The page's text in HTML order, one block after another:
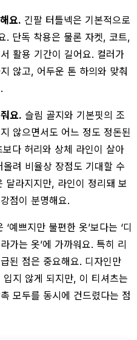
요. 긴팔 터틀넥은 기본적으로
. 단독 착용은 물론 자켓, 코트,
활용 기간이 길어요. 컬러가
않고, 어두운 톤 하의와 맞춰
요. 슬림 골지와 기본핏의 조
않으면서도 어느 정도 정돈된
다 허리와 상체 라인이 살아
려 비율상 장점도 기대할 수
달라지지만, 라인이 정리돼 보
점이 분명해요.
예쁘지만 불편한 옷’보다는 ‘디
가는 옷’에 가까워요. 특히 리
된 점은 중요해요. 디자인만
지 않게 되지만, 이 티셔츠는
모두를 동시에 건드렸다는 점